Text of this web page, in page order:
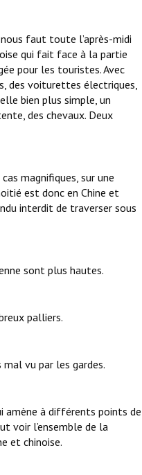
faut toute l’après-midi
qui fait face à la partie
pour les touristes. Avec
des voiturettes électriques,
bien plus simple, un
des chevaux. Deux
magnifiques, sur une
est donc en Chine et
interdit de traverser sous
sont plus hautes.
palliers.
vu par les gardes.
amène à différents points de
voir l’ensemble de la
et chinoise.